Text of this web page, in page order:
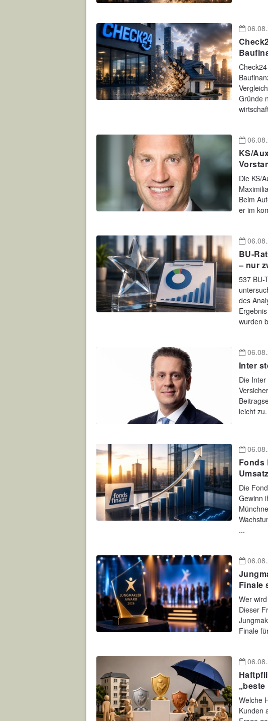
Gründe
KS/
Die KS/
Beim
er im
BU-
– nur
537 BU-
des
wurden
Inter
Die
leicht
Fonds
Die
Gewinn
...
Finale
Wer
Dieser
Finale
Welche
Kunden